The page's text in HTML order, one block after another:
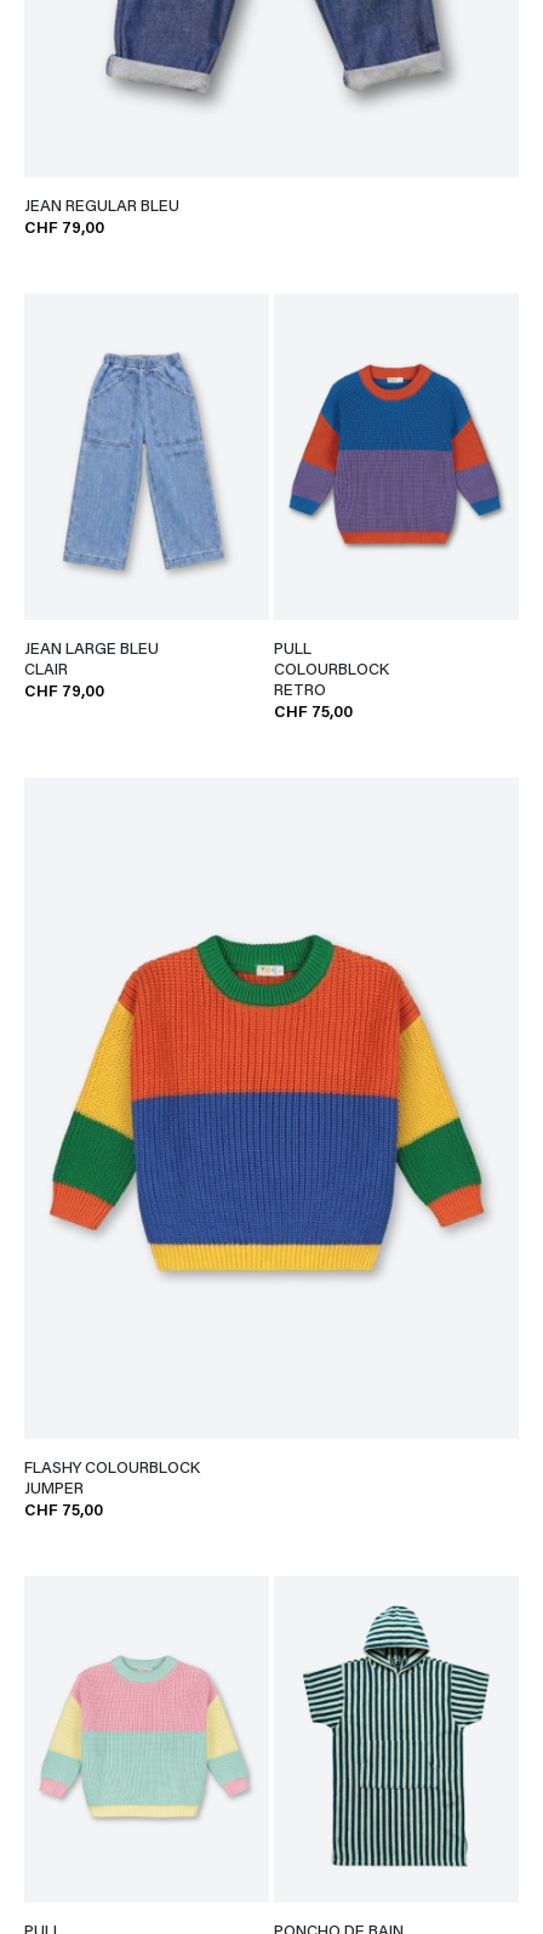
JEAN REGULAR BLEU
CHF 79,00
JEAN LARGE BLEU
CLAIR
CHF 79,00
PULL
COLOURBLOCK
RETRO
CHF 75,00
FLASHY COLOURBLOCK
JUMPER
CHF 75,00